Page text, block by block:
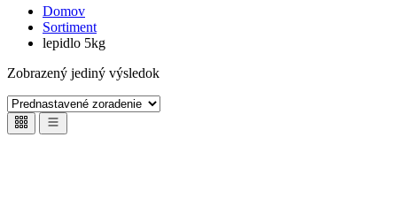
Domov
Sortiment
lepidlo 5kg
Zobrazený jediný výsledok